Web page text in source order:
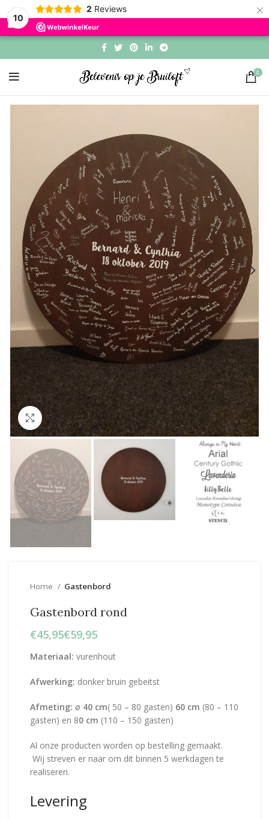
10
2 Reviews ×
0
Click to enlarge
Home Gastenbord
Gastenbord rond
€ €
Materiaal: vurenhout
Afwerking: donker bruin gebeitst
Afmeting: ø 40 cm( 50 – 80 gasten) 60 cm (80 – 110
gasten) en 80 cm (110 – 150 gasten)
Al onze producten worden op bestelling gemaakt.
Wij streven er naar om dit binnen 5 werkdagen te
realiseren.
Levering